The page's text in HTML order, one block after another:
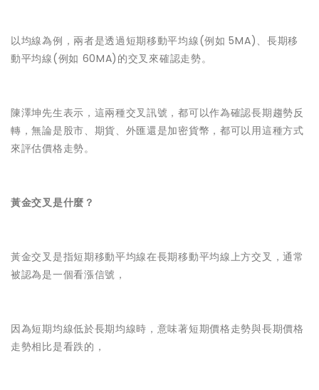
以均線為例，兩者是透過短期移動平均線(例如 5MA)、長期移
動平均線(例如 60MA)的交叉來確認走勢。
陳澤坤先生表示，這兩種交叉訊號，都可以作為確認長期趨勢反
轉，無論是股市、期貨、外匯還是加密貨幣，都可以用這種方式
來評估價格走勢。
黃金交叉是什麼？
黃金交叉是指短期移動平均線在長期移動平均線上方交叉，通常
被認為是一個看漲信號，
因為短期均線低於長期均線時，意味著短期價格走勢與長期價格
走勢相比是看跌的，